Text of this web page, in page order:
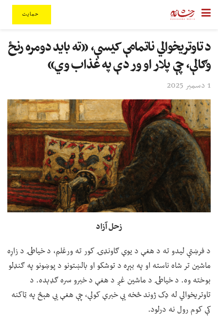
حمایت
د تاوتریخوالي ناتمامې کیسې، «ته باید دومره رنځ
وګالې، چې پلار او ور دې په غذاب وي»
1 دسمبر 2025
زحل آزاد
د فرښتې لیدو ته د هغې د یوې ګاونډۍ کور ته ورغلم، د خیاطۍ د زاړه
ماشین تر شاه ناسته او په بېړه د توشکو او بالښتونو د پوښونو په ګنډلو
بوخته وه. د خیاطۍ د ماشین غږ د هغې د خبرو سره ګډېده. د
تاوتریخوالي له ډک ژوند څخه یې خبرې کولې، چې هغې یې هېڅ په ټاکنه
کې کوم رول نه درلود.